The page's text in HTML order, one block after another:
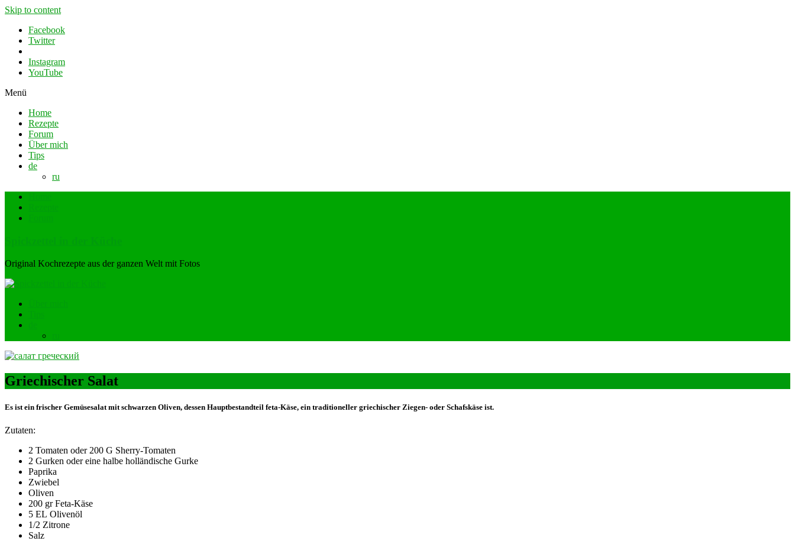
Skip to content
Facebook
Twitter
Instagram
YouTube
Menü
Home
Rezepte
Forum
Über mich
Tips
de
ru
Original Kochrezepte aus der ganzen Welt mit Fotos
Griechischer Salat
Es ist ein frischer Gemüsesalat mit schwarzen Oliven, dessen Hauptbestandteil feta-Käse, ein traditioneller griechischer Ziegen- oder Schafskäse ist.
Zutaten:
2 Tomaten oder 200 G Sherry-Tomaten
2 Gurken oder eine halbe holländische Gurke
Paprika
Zwiebel
Oliven
200 gr Feta-Käse
5 EL Olivenöl
1/2 Zitrone
Salz